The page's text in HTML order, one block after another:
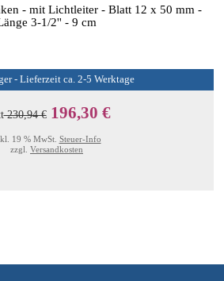
- mit Lichtleiter - Blatt 12 x 50 mm -
3-1/2'' - 9 cm
- Lieferzeit ca. 2-5 Werktage
230,94 € 196,30 €
19 % MwSt. Steuer-Info
zzgl. Versandkosten